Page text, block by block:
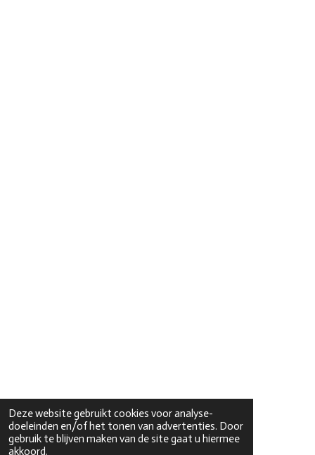
Deze website gebruikt cookies voor analyse-
doeleinden en/of het tonen van advertenties. Door
gebruik te blijven maken van de site gaat u hiermee
akkoord.